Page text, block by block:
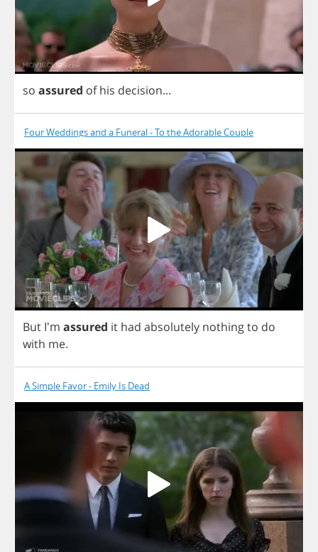
so assured of his decision...
Four Weddings and a Funeral - To the Adorable Couple
But I'm assured it had absolutely nothingto do
with me.
A Simple Favor - Emily Is Dead